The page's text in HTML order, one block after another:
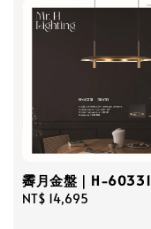
霽月金盤｜H-60331
Regular
NT$ 14,695